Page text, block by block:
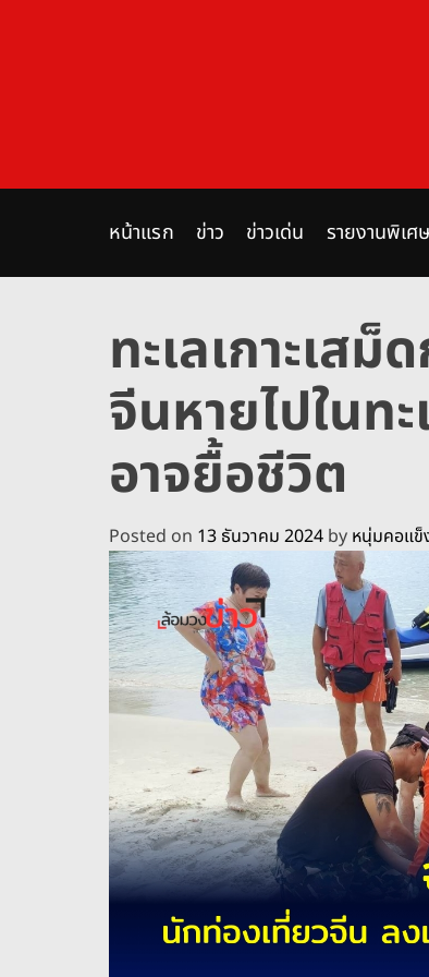
e
หน้าแรก ข่าว ข่าวเด่น รายงานพิเศษ
ทะเลเกาะเส
จีนหายไปในท
อาจยื้อชีวิต
Posted on 13 ธันวาคม 2024 by หนุ่มคอแข็